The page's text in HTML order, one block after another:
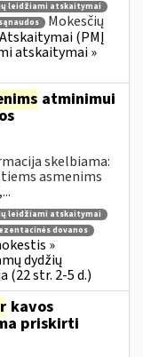
leidžiami atskaitymai
Mokesčių
(PMĮ
atskaitymai »
atminimui
skelbiama:
asmenims
leidžiami atskaitymai
dovanos
»
dydžių
(22 str. 2-5 d.)
kavos
priskirti